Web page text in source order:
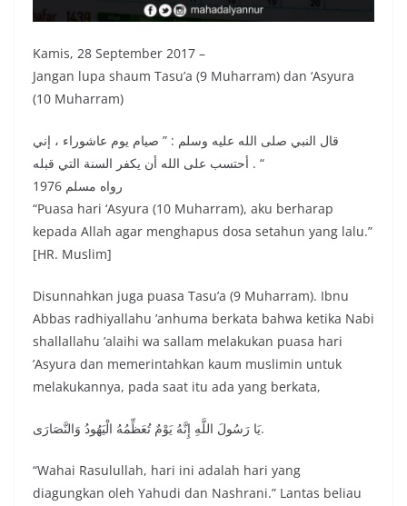
Kamis, 28 September 2017 –
Jangan lupa shaum Tasu’a (9 Muharram) dan ‘Asyura
(10 Muharram)
قال النبي صلى الله عليه وسلم : ” صيام يوم عاشوراء ، إني
أحتسب على الله أن يكفر السنة التي قبله . “
رواه مسلم 1976
“Puasa hari ‘Asyura (10 Muharram), aku berharap
kepada Allah agar menghapus dosa setahun yang lalu.”
[HR. Muslim]
Disunnahkan juga puasa Tasu’a (9 Muharram). Ibnu
Abbas radhiyallahu ’anhuma berkata bahwa ketika Nabi
shallallahu ’alaihi wa sallam melakukan puasa hari
’Asyura dan memerintahkan kaum muslimin untuk
melakukannya, pada saat itu ada yang berkata,
يَا رَسُولَ اللَّهِ إِنَّهُ يَوْمٌ تُعَظِّمُهُ الْيَهُودُ وَالنَّصَارَى.
“Wahai Rasulullah, hari ini adalah hari yang
diagungkan oleh Yahudi dan Nashrani.” Lantas beliau